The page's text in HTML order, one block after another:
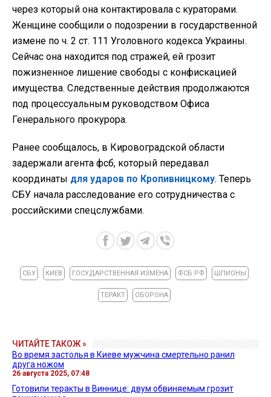
через который она контактировала с кураторами.
Женщине сообщили о подозрении в государственной
измене по ч. 2 ст. 111 Уголовного кодекса Украины.
Сейчас она находится под стражей, ей грозит
пожизненное лишение свободы с конфискацией
имущества. Следственные действия продолжаются
под процессуальным руководством Офиса
Генерального прокурора.
Ранее сообщалось, в Кировоградской области
задержали агента фсб, который передавал
координаты для ударов по Кропивницкому. Теперь
СБУ начала расследование его сотрудничества с
российскими спецслужбами.
СБУ КИЕВ ГОСУДАРСТВЕННАЯ ИЗМЕНА ФСБ РФ ШПИОНЫ
ТЕРАКТ ОБОРОНА
ЧИТАЙТЕ ТАКОЖ »
Во время застолья в Киеве мужчина смертельно ранил
друга ножом
26 августа 2025, 07:48
Готовили теракты в Виннице: двум обвиняемым грозит